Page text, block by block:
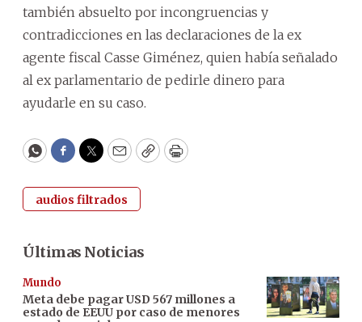
también absuelto por incongruencias y
contradicciones en las declaraciones de la ex
agente fiscal Casse Giménez, quien había señalado
al ex parlamentario de pedirle dinero para
ayudarle en su caso.
WhatsApp
Facebook
Twitter
EmailCopyPrint
audios filtrados
Últimas Noticias
Mundo
Meta debe pagar USD 567 millones a
estado de EEUU por caso de menores